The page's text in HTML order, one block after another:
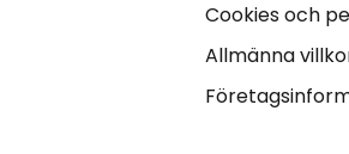
Cookies och
Allmänna